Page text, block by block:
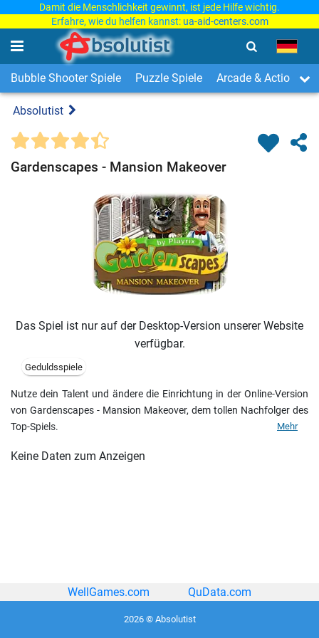
Damit die Menschlichkeit gewinnt, ist jede Hilfe wichtig.
Erfahre, wie du helfen kannst: ua-aid-centers.com
Bubble Shooter Spiele Puzzle Spiele Arcade & Action
Absolutist
Gardenscapes - Mansion Makeover
Das Spiel ist nur auf der Desktop-Version unserer Website
verfügbar.
Geduldsspiele
Nutze dein Talent und ändere die Einrichtung in der Online-Version
von Gardenscapes - Mansion Makeover, dem tollen Nachfolger des
Top-Spiels.
Mehr
Keine Daten zum Anzeigen
WellGames.com QuData.com
2026 © Absolutist